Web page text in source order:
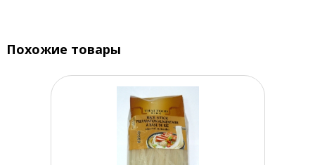
Похожие товары